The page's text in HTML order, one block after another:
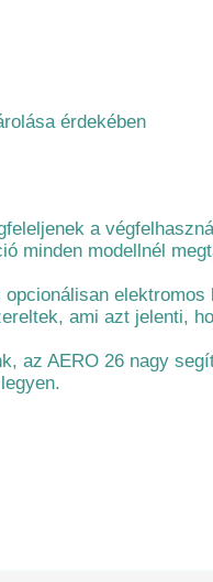
érdekében
a
minden modellnél
ami azt jelenti,
az AERO 26 nagy